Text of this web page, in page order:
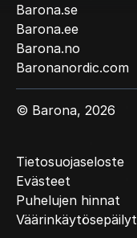
Barona.se
Barona.ee
Barona.no
Baronanordic.com
© Barona, 2026
Tietosuojaseloste
Evästeet
Puhelujen hinnat
Väärinkäytösepäilyt